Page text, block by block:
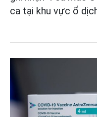
ca tại khu vực ổ